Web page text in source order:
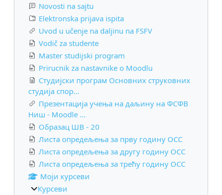
Novosti na sajtu
Elektronska prijava ispita
Uvod u učenje na daljinu na FSFV
Vodič za studente
Master studijski program
Prirucnik za nastavnike o Moodlu
Студијски програм Основних струковних
студија спор...
Презентација учења на даљину на ФСФВ
Ниш - Moodle ...
Образац ШВ - 20
Листа опредељења за прву годину ОСС
Листа опредељења за другу годину ОСС
Листа опредељења за трећу годину ОСС
Моји курсеви
Курсеви